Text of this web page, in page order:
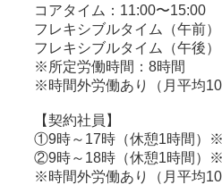
コアタイム：11:00〜15:00
フレキシブルタイム（午前
フレキシブルタイム（午後
※所定労働時間：8時間
※時間外労働あり（月平均10
【契約社員】
①9時～17時（休憩1時間）
②9時～18時（休憩1時間）
※時間外労働あり（月平均10